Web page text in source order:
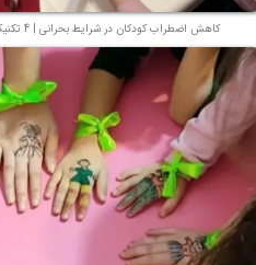
کاهش اضطراب کودکان در شرایط بحرانی | 4 تکنیک طلایی